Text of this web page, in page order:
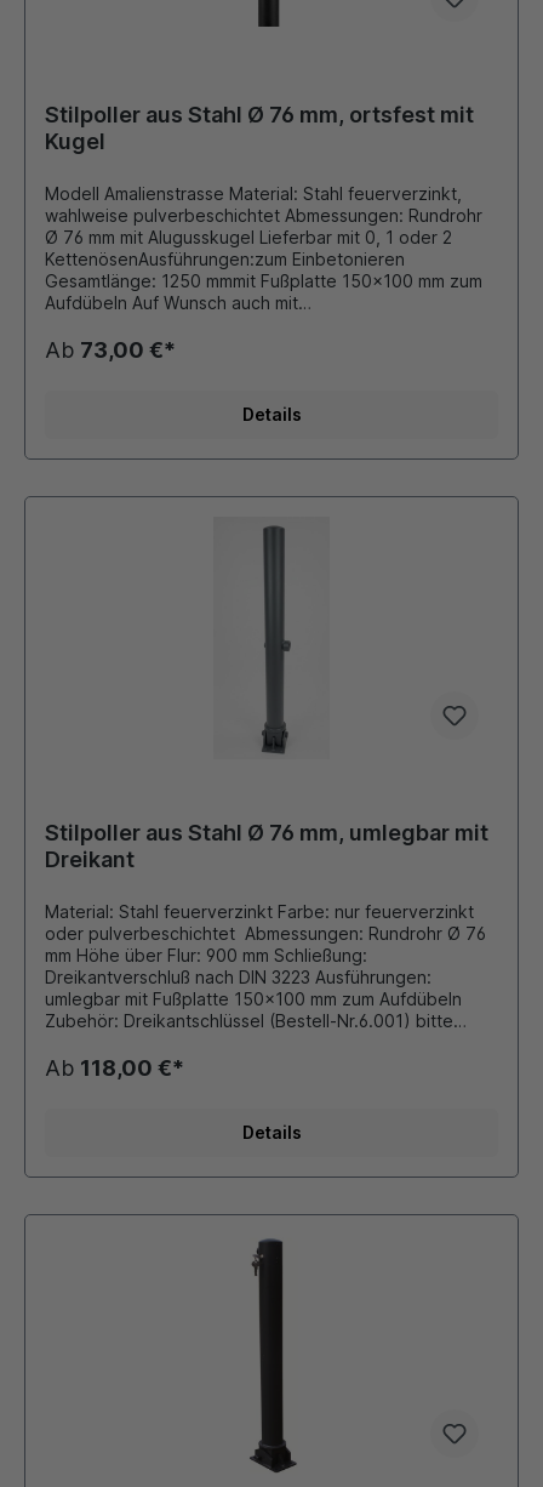
Stilpoller aus Stahl Ø 76 mm, ortsfest mit
Kugel
Modell Amalienstrasse Material: Stahl feuerverzinkt,
wahlweise pulverbeschichtet Abmessungen: Rundrohr
Ø 76 mm mit Alugusskugel Lieferbar mit 0, 1 oder 2
KettenösenAusführungen:zum Einbetonieren
Gesamtlänge: 1250 mmmit Fußplatte 150x100 mm zum
Aufdübeln Auf Wunsch auch mit
Pulverbeschichtungsanlage ist auch eine Beschichtung
in unseren Standard - RAL Farben oder DB - Farben
Absperrketten werden stückzahlabhängig verschweißt
bietet sich ideal als preiswerte Lösung für
Grünflächen an.
Ab 73,00 €*
Details
Stilpoller aus Stahl Ø 76 mm, umlegbar mit
Dreikant
Material: Stahl feuerverzinkt Farbe: nur feuerverzinkt
oder pulverbeschichtet Abmessungen: Rundrohr Ø 76
mm Höhe über Flur: 900 mm Schließung:
Dreikantverschluß nach DIN 3223 Ausführungen:
umlegbar mit Fußplatte 150x100 mm zum Aufdübeln
Zubehör: Dreikantschlüssel (Bestell-Nr.6.001) bitte
Ankerplatte zum Einbetonieren (Bestell-Nr. 8.011)
bestellen.Auf Wunsch auch mit
Pulverbeschichtungsanlage ist auch eine Beschichtung
möglich.
Ab 118,00 €*
Details